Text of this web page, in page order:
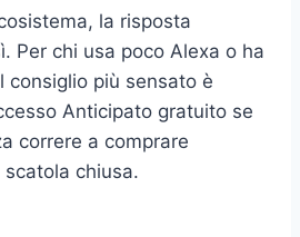
la risposta
Per chi usa poco Alexa o ha
più sensato è
Anticipato gratuito se
correre a comprare
chiusa.